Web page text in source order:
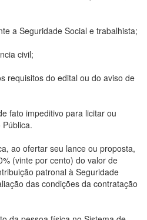
a Seguridade Social e trabalhista;
civil;
requisitos do edital ou do aviso de
fato impeditivo para licitar ou
ao ofertar seu lance ou proposta,
(vinte por cento) do valor de
patronal à Seguridade
das condições da contratação